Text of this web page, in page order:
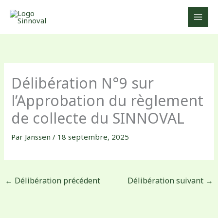
Délibération N°9 sur
l’Approbation du règlement
de collecte du SINNOVAL
Par Janssen/ 18 septembre, 2025
← Délibération précédent Délibération suivant →